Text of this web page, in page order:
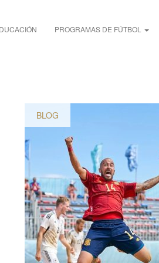
PROGRAMAS DE FÚTBOL
BLOG